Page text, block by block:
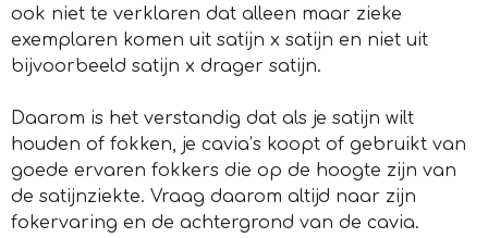
ook niet te verklaren dat alleen maar zieke
exemplaren komen uit satijn x satijn en niet uit
bijvoorbeeld satijn x drager satijn.
Daarom is het verstandig dat als je satijn wilt
houden of fokken, je cavia’s koopt of gebruikt van
goede ervaren fokkers die op de hoogte zijn van
de satijnziekte. Vraag daarom altijd naar zijn
fokervaring en de achtergrond van de cavia.